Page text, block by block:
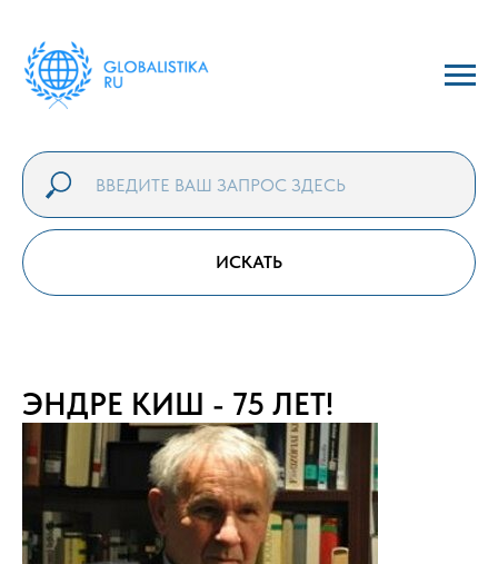
ИСКАТЬ
ЭНДРЕ КИШ - 75 ЛЕТ!